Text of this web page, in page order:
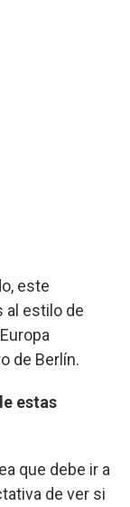
este
al estilo de
de Berlín.
estas
que debe ir a
de ver si